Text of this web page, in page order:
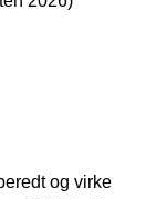
og virke